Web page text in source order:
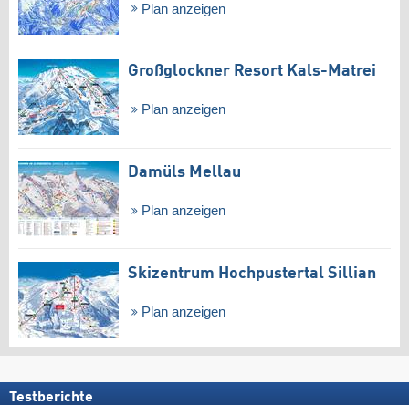
Plan anzeigen
Großglockner Resort Kals-Matrei
Plan anzeigen
Damüls Mellau
Plan anzeigen
Skizentrum Hochpustertal Sillian
Plan anzeigen
Testberichte